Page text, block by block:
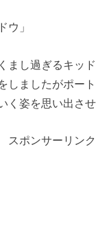
ウ」
まし過ぎるキッ
しましたがポー
く姿を思い出させ
スポンサーリンク